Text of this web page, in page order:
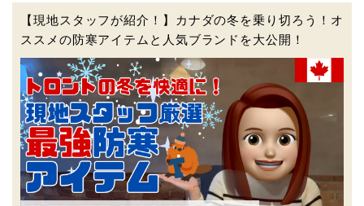
【現地スタッフが紹介！】カナダの冬を乗り切ろう！オ
ススメの防寒アイテムと人気ブランドを大公開！